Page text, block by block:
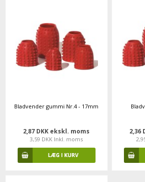
Bladvender gummi Nr.4 - 17mm
2,87 DKK ekskl. moms
3,59 DKK Inkl. moms
2,36